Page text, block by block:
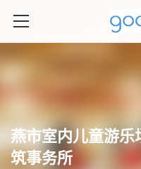
燕市室内儿童游
筑事务所